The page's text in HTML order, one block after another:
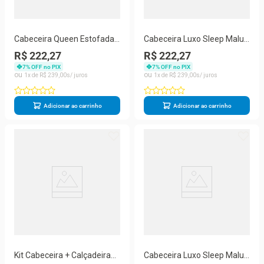
Cabeceira Queen Estofada
Cancun Vermelho
R$ 222,27
7% OFF no PIX
1
R$ 239 00
Adicionar ao carrinho
Cabeceira Luxo Sleep Malu
Casal 140cm Rosa
R$ 222,27
7% OFF no PIX
1
R$ 239 00
Adicionar ao carrinho
Kit Cabeceira + Calçadeira
Cabeceira Luxo Sleep Malu